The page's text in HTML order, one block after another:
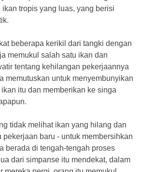
tropis yang luas, yang berisi
beberapa kerikil dari tangki dengan
memukul salah satu ikan dan
tentang kehilangan pekerjaannya
memutuskan untuk menyembunyikan
itu dan memberikan ke singa
tidak melihat ikan yang hilang dan
pekerjaan baru - untuk membersihkan
berada di tengah-tengah proses
dari simpanse itu mendekat, dalam